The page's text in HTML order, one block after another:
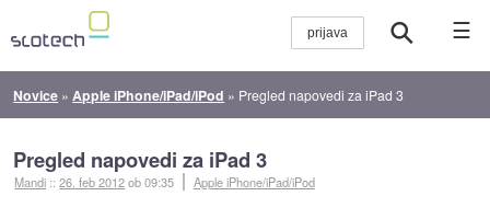
☰
Novice » Apple iPhone/iPad/iPod » Pregled napovedi za iPad 3
Pregled napovedi za iPad 3
Mandi ::26. feb 2012ob 09:35 Apple iPhone/iPad/iPod